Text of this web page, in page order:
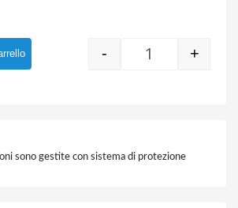
Quantity
- +
sono gestite con sistema di protezione